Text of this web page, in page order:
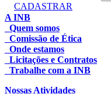
CADASTRAR
A INB
Quem somos
Comissão de Ética
Onde estamos
Licitações e Contratos
Trabalhe com a INB
Nossas Atividades